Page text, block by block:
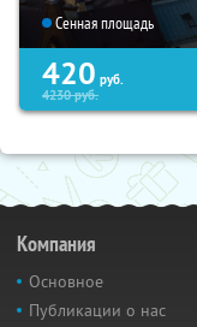
Сенная площадь
420 руб.
4230руб.
Компания
Основное
Публикации о нас